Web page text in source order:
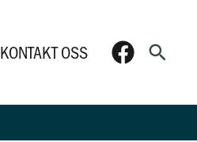
KONTAKT OSS Søk